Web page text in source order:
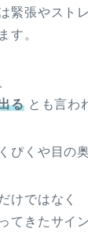
緊張やスト
す。
る とも言わ
ぴくや目の
けではなく
てきたサイン